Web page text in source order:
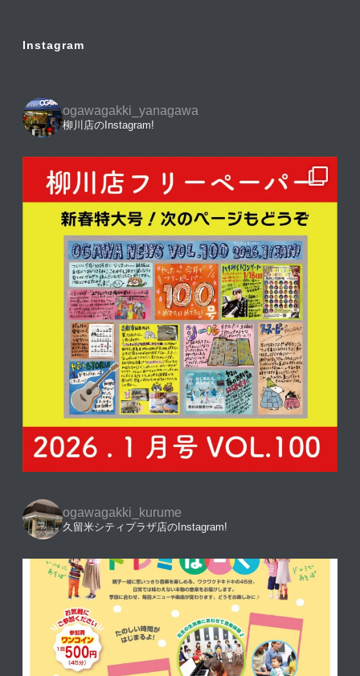
Instagram
ogawagakki_yanagawa
柳川店のInstagram!
ogawagakki_kurume
久留米シティプラザ店のInstagram!